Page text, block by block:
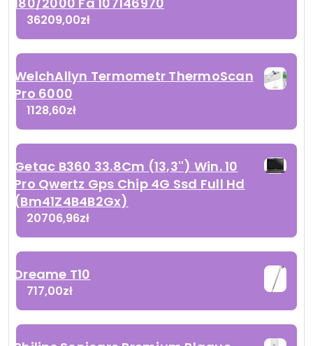
36209,00zł
WelchAllyn Termometr ThermoScan
Pro 6000
1128,60zł
Getac B360 33.8Cm (13,3'') Win. 10
Pro Qwertz Gps Chip 4G Ssd Full Hd
(Bm41Z4B4B2Gx)
20706,96zł
Dreame T10
717,00zł